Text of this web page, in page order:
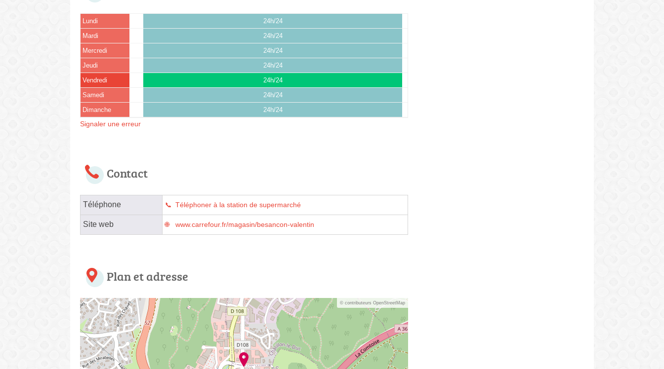
Lundi 24h/24
Mardi 24h/24
Mercredi 24h/24
Jeudi 24h/24
Vendredi 24h/24
Samedi 24h/24
Dimanche 24h/24
Signaler une erreur
Contact
Téléphone Téléphoner à la station de supermarché
Site web www.carrefour.fr/magasin/besancon-valentin
Plan et adresse
© contributeurs OpenStreetMap